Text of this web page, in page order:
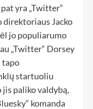
yra „Twitter“
direktoriaus Jacko
jo populiarumo
„Twitter“ Dorsey
tapo
startuoliu
jis paliko valdybą,
komanda